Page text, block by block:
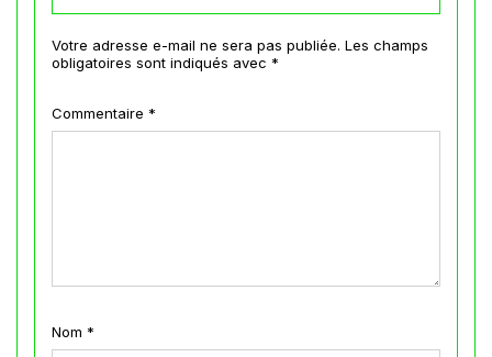
Votre adresse e-mail ne sera pas publiée. Les champs
obligatoires sont indiqués avec *
Commentaire *
Nom *